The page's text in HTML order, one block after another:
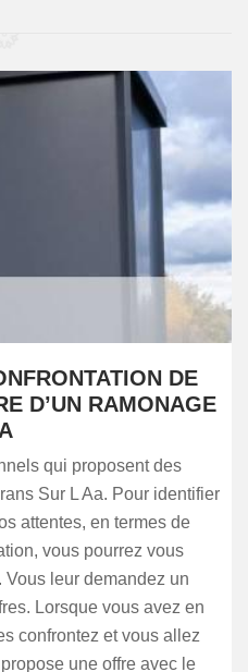
DE
D’UN RAMONAGE
qui proposent des
Sur L Aa. Pour identifier
attentes, en termes de
vous pourrez vous
leur demandez un
Lorsque vous avez en
confrontez et vous allez
une offre avec le